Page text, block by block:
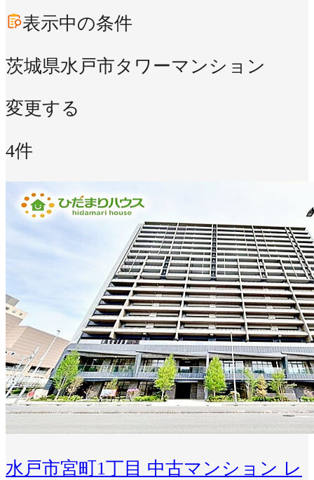
表示中の条件
茨城県水戸市タワーマンション
変更する
4件
水戸市宮町1丁目 中古マンション レ